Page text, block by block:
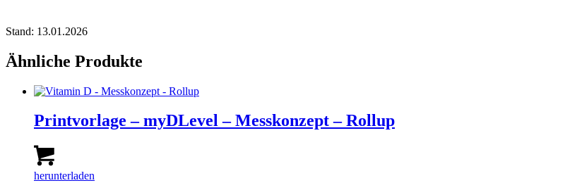
Stand: 13.01.2026
Ähnliche Produkte
Printvorlage – myDLevel – Messkonzept – Rollup
herunterladen